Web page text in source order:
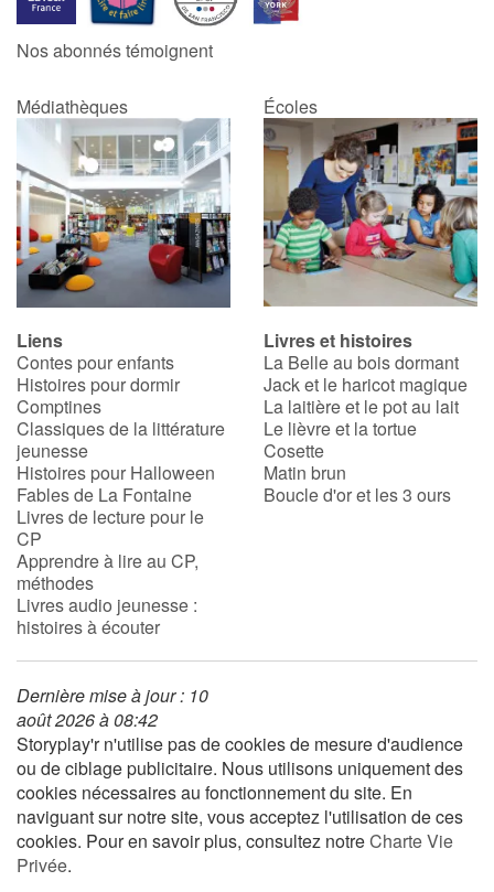
Nos abonnés témoignent
Médiathèques Écoles
Liens
Contes pour enfants
Histoires pour dormir
Comptines
Classiques de la littérature
jeunesse
Histoires pour Halloween
Fables de La Fontaine
Livres de lecture pour le
CP
Apprendre à lire au CP,
méthodes
Livres audio jeunesse :
histoires à écouter
Livres et histoires
La Belle au bois dormant
Jack et le haricot magique
La laitière et le pot au lait
Le lièvre et la tortue
Cosette
Matin brun
Boucle d'or et les 3 ours
Dernière mise à jour : 10
août 2026 à 08:42
Storyplay'r n'utilise pas de cookies de mesure d'audience
ou de ciblage publicitaire. Nous utilisons uniquement des
cookies nécessaires au fonctionnement du site. En
naviguant sur notre site, vous acceptez l'utilisation de ces
cookies. Pour en savoir plus, consultez notreCharte Vie
Privée.